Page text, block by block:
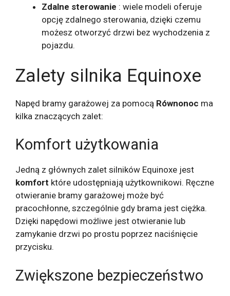
Zdalne sterowanie : wiele modeli oferuje
opcję zdalnego sterowania, dzięki czemu
możesz otworzyć drzwi bez wychodzenia z
pojazdu.
Zalety silnika Equinoxe
Napęd bramy garażowej za pomocą Równonoc ma
kilka znaczących zalet:
Komfort użytkowania
Jedną z głównych zalet silników Equinoxe jest
komfort które udostępniają użytkownikowi. Ręczne
otwieranie bramy garażowej może być
pracochłonne, szczególnie gdy brama jest ciężka.
Dzięki napędowi możliwe jest otwieranie lub
zamykanie drzwi po prostu poprzez naciśnięcie
przycisku.
Zwiększone bezpieczeństwo